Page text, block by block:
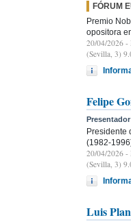
FÓRUM
Premio
opositora
20/04/2026 -
(Sevilla, 3)
Felipe
Presidente
(1982-
20/04/2026 -
(Sevilla, 3)
Luis